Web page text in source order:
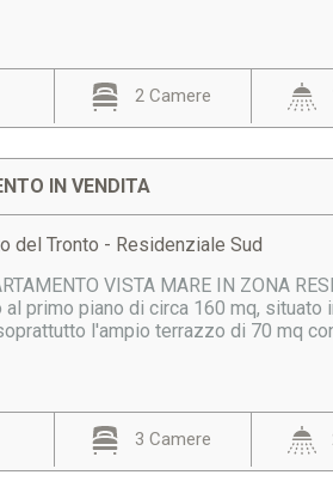
2 Camere
IN VENDITA
del Tronto - Residenziale Sud
VISTA MARE IN ZONA
al primo piano di circa 160 mq,
l'ampio terrazzo di 70 mq
3 Camere